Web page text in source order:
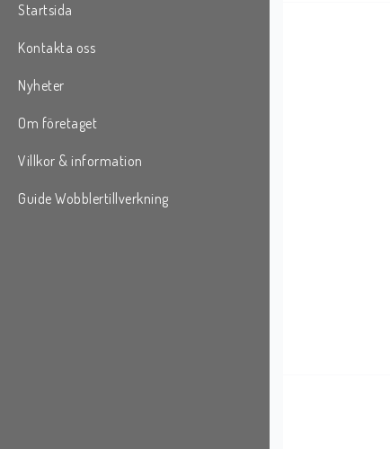
Startsida
Kontakta oss
Nyheter
Om företaget
Villkor & information
Guide Wobblertillverkning